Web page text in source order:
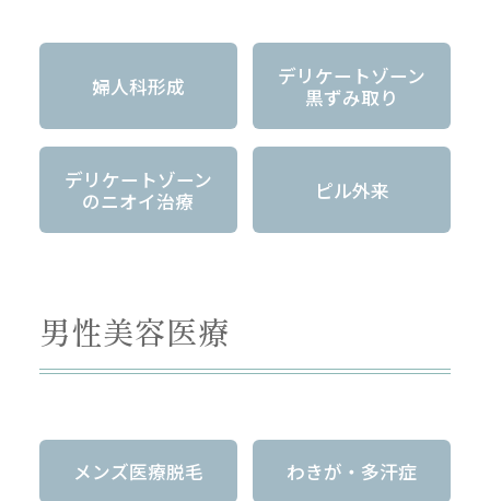
婦人科形成
デリケートゾーン
黒ずみ取り
デリケートゾーン
のニオイ治療
ピル外来
男性美容医療
メンズ医療脱毛 わきが・多汗症